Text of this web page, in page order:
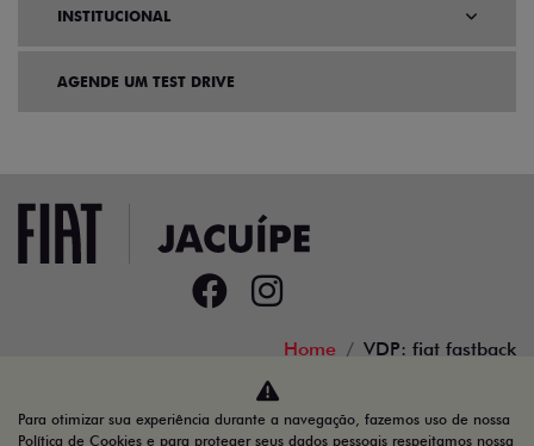
INSTITUCIONAL
AGENDE UM TEST DRIVE
Home VDP: fiat fastback
Desacelere. Seu bem maior é a vida.
Para otimizar sua experiência durante a navegação, fazemos uso de nossa
Política de Cookies e para proteger seus dados pessoais respeitamos nossa